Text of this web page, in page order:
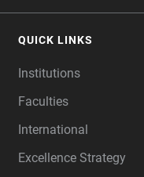
QUICK LINKS
Institutions
Faculties
International
Excellence Strategy